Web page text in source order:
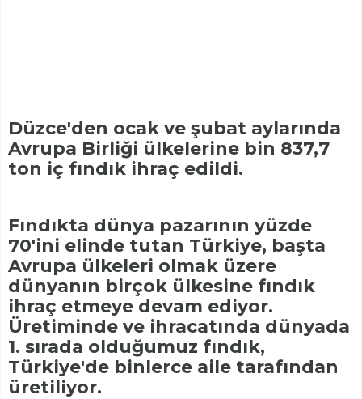
Düzce'den ocak ve şubat aylarında
Avrupa Birliği ülkelerine bin 837,7
ton iç fındık ihraç edildi.
Fındıkta dünya pazarının yüzde
70'ini elinde tutan Türkiye, başta
Avrupa ülkeleri olmak üzere
dünyanın birçok ülkesine fındık
ihraç etmeye devam ediyor.
Üretiminde ve ihracatında dünyada
1. sırada olduğumuz fındık,
Türkiye'de binlerce aile tarafından
üretiliyor.